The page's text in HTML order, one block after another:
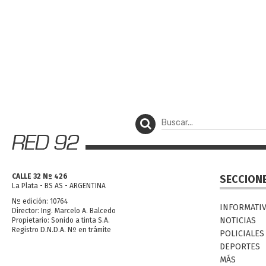
CALLE 32 Nº 426
La Plata - BS AS - ARGENTINA
Nº edición: 10764
Director: Ing. Marcelo A. Balcedo
Propietario: Sonido a tinta S.A.
Registro D.N.D.A. Nº en trámite
NOTICIAS
POLICIALES
DEPORTES
MÁS